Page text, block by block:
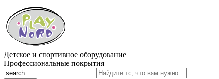
Детское и спортивное оборудование
Профессиональные покрытия